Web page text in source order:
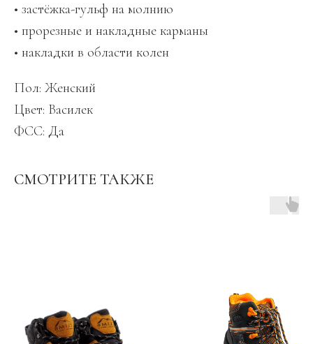
• застёжка-гульф на молнию
• прорезные и накладные карманы
• накладки в области колен
Пол: Женский
Цвет: Василек
ФСС: Да
СМОТРИТЕ ТАКЖЕ